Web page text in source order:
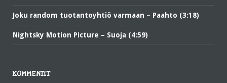
Joku random tuotantoyhtiö varmaan – Paahto (3:18)
Nightsky Motion Picture – Suoja (4:59)
KOMMENTIT